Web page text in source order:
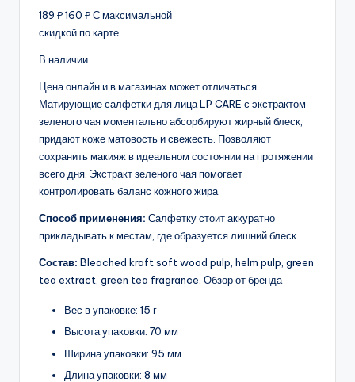
189 ₽ 160 ₽ С максимальной
скидкой по карте
В наличии
Цена онлайн и в магазинах может отличаться.
Матирующие салфетки для лица LP CARE с экстрактом
зеленого чая моментально абсорбируют жирный блеск,
придают коже матовость и свежесть. Позволяют
сохранить макияж в идеальном состоянии на протяжении
всего дня. Экстракт зеленого чая помогает
контролировать баланс кожного жира.
Способ применения: Салфетку стоит аккуратно
прикладывать к местам, где образуется лишний блеск.
Состав: Bleached kraft soft wood pulp, helm pulp, green
tea extract, green tea fragrance. Обзор от бренда
Вес в упаковке: 15 г
Высота упаковки: 70 мм
Ширина упаковки: 95 мм
Длина упаковки: 8 мм